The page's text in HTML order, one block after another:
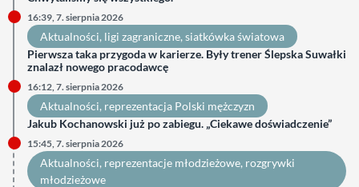
16:39, 7. sierpnia 2026
Aktualności, ligi zagraniczne, siatkówka światowa
Pierwsza taka przygoda w karierze. Były trener Ślepska Suwałki
znalazł nowego pracodawcę
16:12, 7. sierpnia 2026
Aktualności, reprezentacja Polski mężczyzn
Jakub Kochanowski już po zabiegu. „Ciekawe doświadczenie”
15:45, 7. sierpnia 2026
Aktualności, reprezentacje młodzieżowe, rozgrywki
młodzieżowe